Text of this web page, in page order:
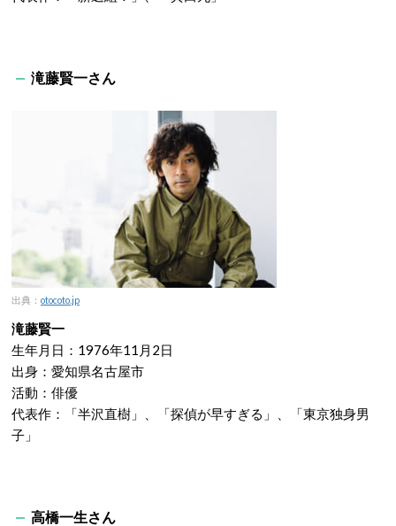
滝藤賢一さん
出典： otocoto.jp
滝藤賢一
生年月日：1976年11月2日
出身：愛知県名古屋市
活動：俳優
代表作：「半沢直樹」、「探偵が早すぎる」、「東京独身男
子」
高橋一生さん